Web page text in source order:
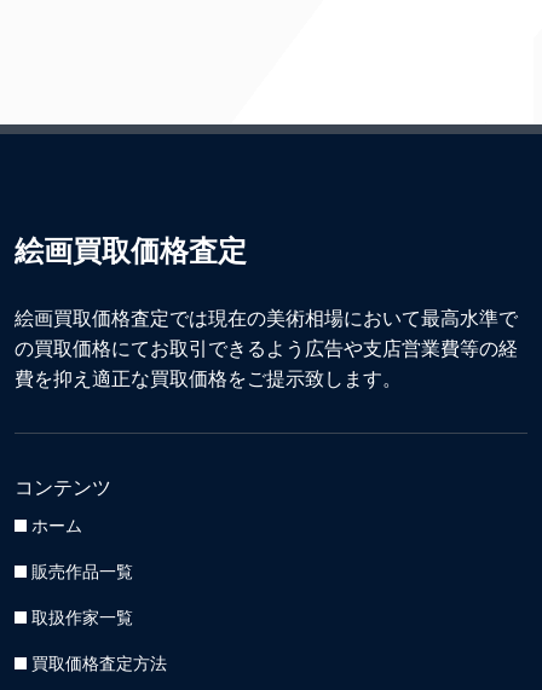
絵画買取価格査定
絵画買取価格査定では現在の美術相場において最高水準で
の買取価格にてお取引できるよう広告や支店営業費等の経
費を抑え適正な買取価格をご提示致します。
コンテンツ
ホーム
販売作品一覧
取扱作家一覧
買取価格査定方法